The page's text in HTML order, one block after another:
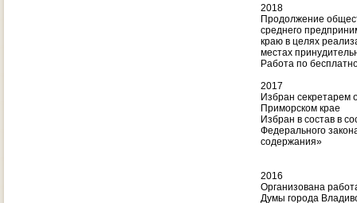
2018
Продолжение
среднего
краю в целях
местах
Работа по
2017
Избран секретарем
Приморском крае
Избран в состав в
Федерального
содержания»
2016
Организована
Думы города